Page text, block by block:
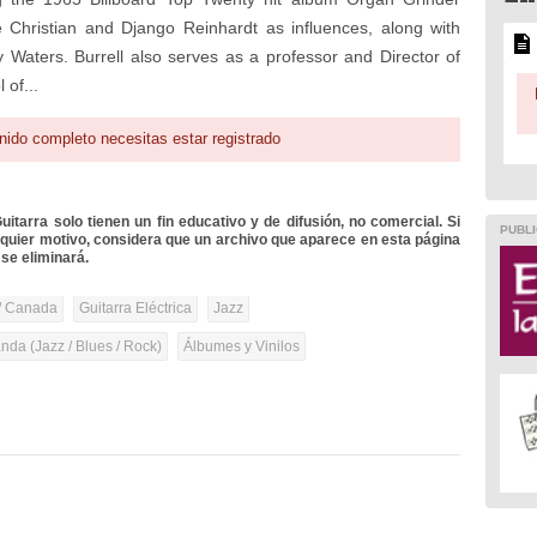
and Django Reinhardt as influences, along with
Waters. Burrell also serves as a professor and Director of
completo necesitas estar registrado
solo tienen un fin educativo y de difusión, no comercial. Si
motivo, considera que un archivo que aparece en esta página
eliminará.
Canada Guitarra Eléctrica Jazz
(Jazz / Blues / Rock) Álbumes y Vinilos